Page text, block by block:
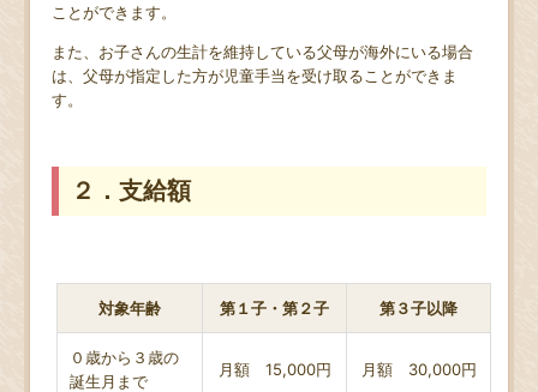
ことができます。
また、お子さんの生計を維持している父母が海外にいる場合
は、父母が指定した方が児童手当を受け取ることができま
す。
２．支給額
対象年齢 第１子・第２子 第３子以降
０歳から３歳の
誕生月まで
月額 15,000円 月額 30,000円